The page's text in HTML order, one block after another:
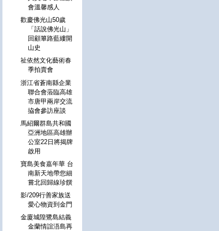
會溫馨感人
歡慶佛光山50歲
「話說佛光山」
回顧篳路藍縷開
山史
祉依然文化藝術春
季拍賣會
浙江省蒼南縣企業
聯合會蒞臨高雄
市唐甲兩岸交流
拹會參訪座談
馬紹爾群島共和國
亞洲地區高雄辦
公室22日將揭牌
啟用
寶島美食嘉年華 台
南新天地帶您細
嘗北回歸線珍饌
影/209行善家族送
愛心物資到金門
金廈城隍鷺島結義
金蘭情誼浯島再